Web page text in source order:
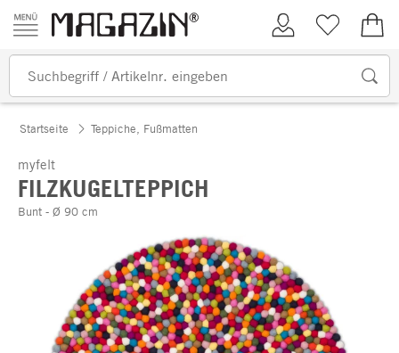
Zum Inhalt springen
Kundenkonto
Merkliste
Startseite Teppiche, Fußmatten
myfelt
FILZKUGELTEPPICH
Bunt - Ø 90 cm